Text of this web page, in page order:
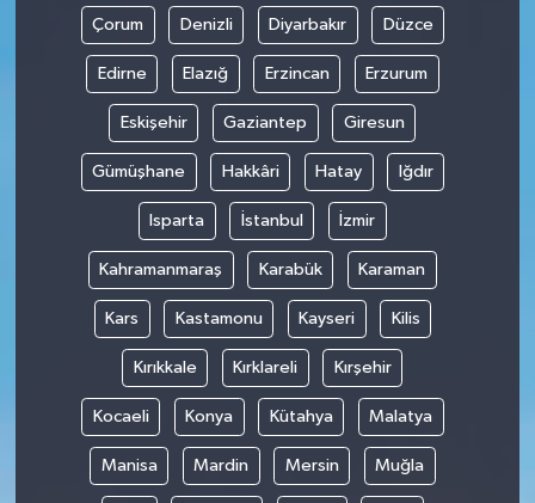
Çorum Denizli Diyarbakır Düzce
Edirne Elazığ Erzincan Erzurum
Eskişehir Gaziantep Giresun
Gümüşhane Hakkâri Hatay Iğdır
Isparta İstanbul İzmir
Kahramanmaraş Karabük Karaman
Kars Kastamonu Kayseri Kilis
Kırıkkale Kırklareli Kırşehir
Kocaeli Konya Kütahya Malatya
Manisa Mardin Mersin Muğla